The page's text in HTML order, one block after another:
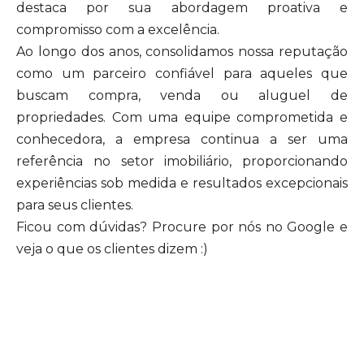
destaca por sua abordagem proativa e
compromisso com a excelência.
Ao longo dos anos, consolidamos nossa reputação
como um parceiro confiável para aqueles que
buscam compra, venda ou aluguel de
propriedades. Com uma equipe comprometida e
conhecedora, a empresa continua a ser uma
referência no setor imobiliário, proporcionando
experiências sob medida e resultados excepcionais
para seus clientes.
Ficou com dúvidas? Procure por nós no Google e
veja o que os clientes dizem :)